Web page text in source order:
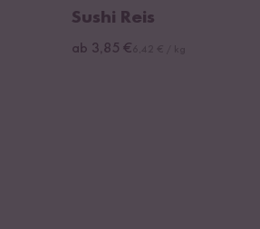
Sushi Reis
ab 3,85 €